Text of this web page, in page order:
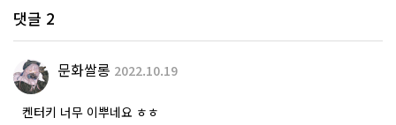
댓글 2
문화쌀롱 2022.10.19
켄터키 너무 이뿌네요 ㅎㅎ